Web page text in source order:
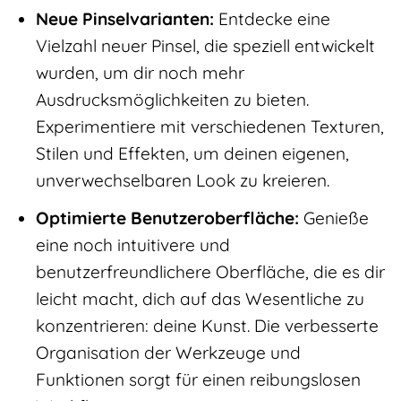
Neue Pinselvarianten: Entdecke eine
Vielzahl neuer Pinsel, die speziell entwickelt
wurden, um dir noch mehr
Ausdrucksmöglichkeiten zu bieten.
Experimentiere mit verschiedenen Texturen,
Stilen und Effekten, um deinen eigenen,
unverwechselbaren Look zu kreieren.
Optimierte Benutzeroberfläche: Genieße
eine noch intuitivere und
benutzerfreundlichere Oberfläche, die es dir
leicht macht, dich auf das Wesentliche zu
konzentrieren: deine Kunst. Die verbesserte
Organisation der Werkzeuge und
Funktionen sorgt für einen reibungslosen